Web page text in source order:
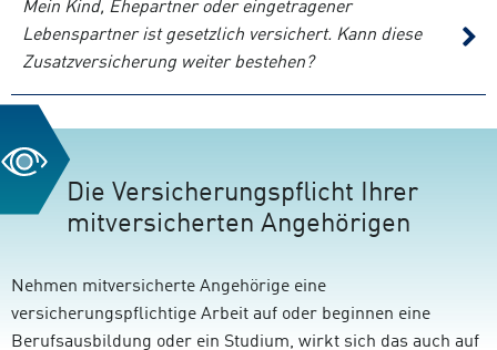
Mein Kind, Ehepartner oder eingetragener
Lebenspartner ist gesetzlich versichert. Kann diese
Zusatzversicherung weiter bestehen?
Die Versicherungspflicht Ihrer
mitversicherten Angehörigen
Nehmen mitversicherte Angehörige eine
versicherungspflichtige Arbeit auf oder beginnen eine
Berufsausbildung oder ein Studium, wirkt sich das auch auf